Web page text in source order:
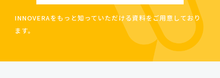
INNOVERAをもっと知っていただける資料をご用意しており
ます。